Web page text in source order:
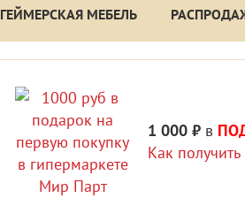
ГЕЙМЕРСКАЯ МЕБЕЛЬ
1 000 ₽ в
Как